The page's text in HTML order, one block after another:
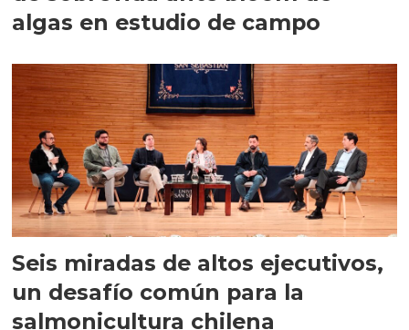
algas en estudio de campo
Seis miradas de altos ejecutivos,
un desafío común para la
salmonicultura chilena